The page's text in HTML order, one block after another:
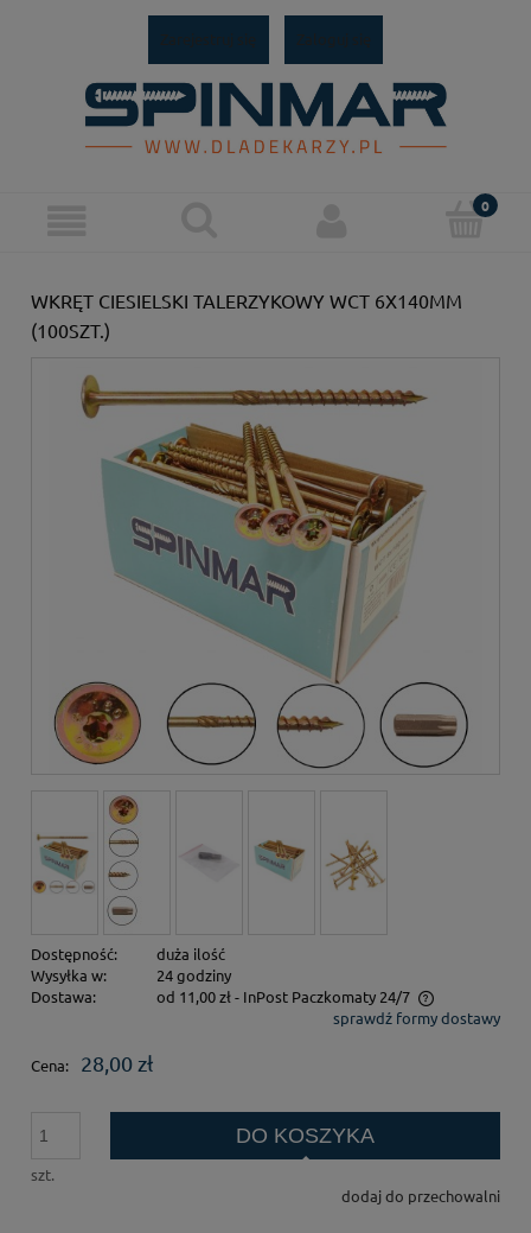
WKRĘT CIESIELSKI TALERZYKOWY WCT 6X140MM
(100SZT.)
Dostępność:
duża ilość
Wysyłka w:
24 godziny
Dostawa:
od 11,00 zł - InPost Paczkomaty 24/7
Cena nie zawiera ewentualnych kosztów płatnościsprawdź formy dostawy
Cena: 28,00 zł
szt.
DO KOSZYKA
dodaj do przechowalni